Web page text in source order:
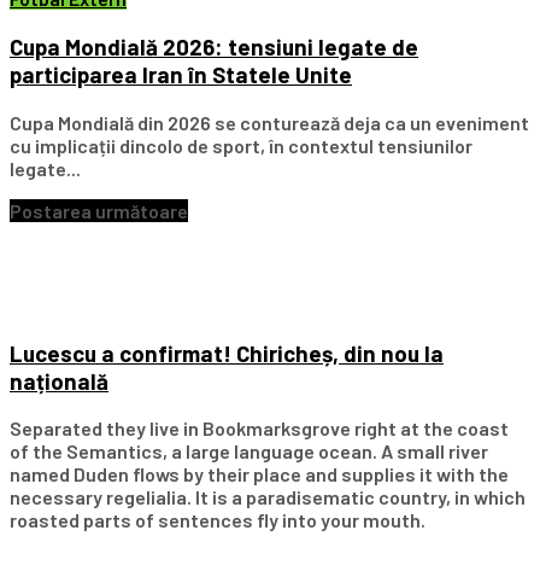
Cupa Mondială 2026: tensiuni legate de
participarea Iran în Statele Unite
Cupa Mondială din 2026 se conturează deja ca un eveniment
cu implicații dincolo de sport, în contextul tensiunilor
legate...
Postarea următoare
Lucescu a confirmat! Chiricheș, din nou la
națională
Separated they live in Bookmarksgrove right at the coast
of the Semantics, a large language ocean. A small river
named Duden flows by their place and supplies it with the
necessary regelialia. It is a paradisematic country, in which
roasted parts of sentences fly into your mouth.